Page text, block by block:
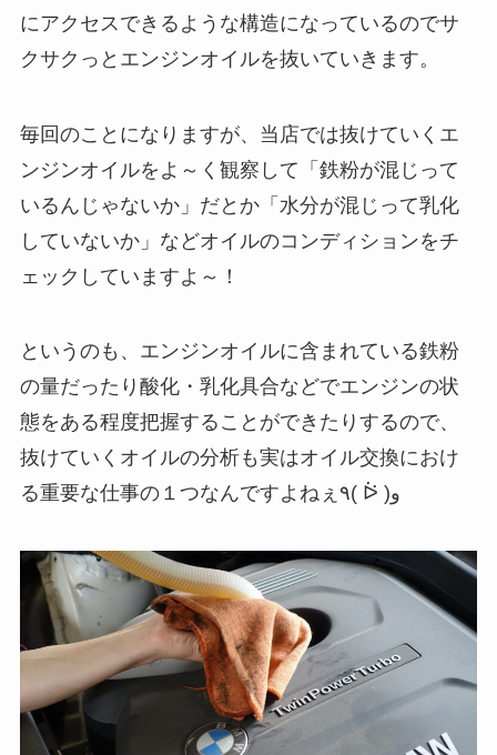
にアクセスできるような構造になっているのでサ
クサクっとエンジンオイルを抜いていきます。
毎回のことになりますが、当店では抜けていくエ
ンジンオイルをよ～く観察して「鉄粉が混じって
いるんじゃないか」だとか「水分が混じって乳化
していないか」などオイルのコンディションをチ
ェックしていますよ～！
というのも、エンジンオイルに含まれている鉄粉
の量だったり酸化・乳化具合などでエンジンの状
態をある程度把握することができたりするので、
抜けていくオイルの分析も実はオイル交換におけ
る重要な仕事の１つなんですよねぇ٩( ᐖ )و